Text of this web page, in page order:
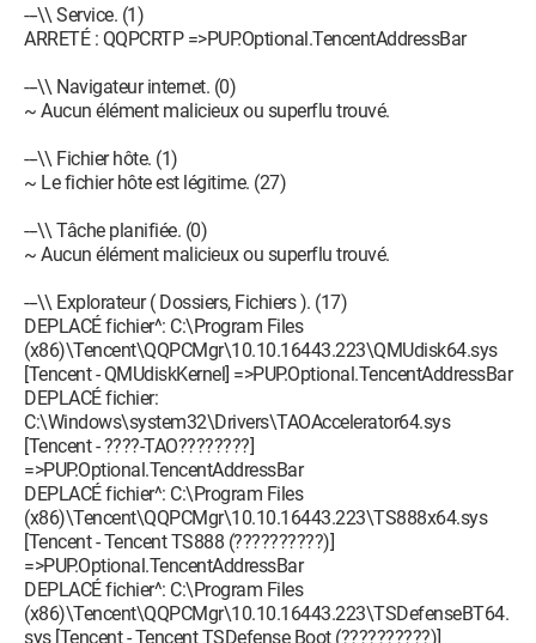
---\\ Service. (1)
ARRETÉ : QQPCRTP =>PUP.Optional.TencentAddressBar
---\\ Navigateur internet. (0)
~ Aucun élément malicieux ou superflu trouvé.
---\\ Fichier hôte. (1)
~ Le fichier hôte est légitime. (27)
---\\ Tâche planifiée. (0)
~ Aucun élément malicieux ou superflu trouvé.
---\\ Explorateur ( Dossiers, Fichiers ). (17)
DEPLACÉ fichier^: C:\Program Files
(x86)\Tencent\QQPCMgr\10.10.16443.223\QMUdisk64.sys
[Tencent - QMUdiskKernel] =>PUP.Optional.TencentAddressBar
DEPLACÉ fichier:
C:\Windows\system32\Drivers\TAOAccelerator64.sys
[Tencent - ????-TAO????????]
=>PUP.Optional.TencentAddressBar
DEPLACÉ fichier^: C:\Program Files
(x86)\Tencent\QQPCMgr\10.10.16443.223\TS888x64.sys
[Tencent - Tencent TS888 (??????????)]
=>PUP.Optional.TencentAddressBar
DEPLACÉ fichier^: C:\Program Files
(x86)\Tencent\QQPCMgr\10.10.16443.223\TSDefenseBT64.
sys [Tencent - Tencent TSDefense Boot (??????????)]